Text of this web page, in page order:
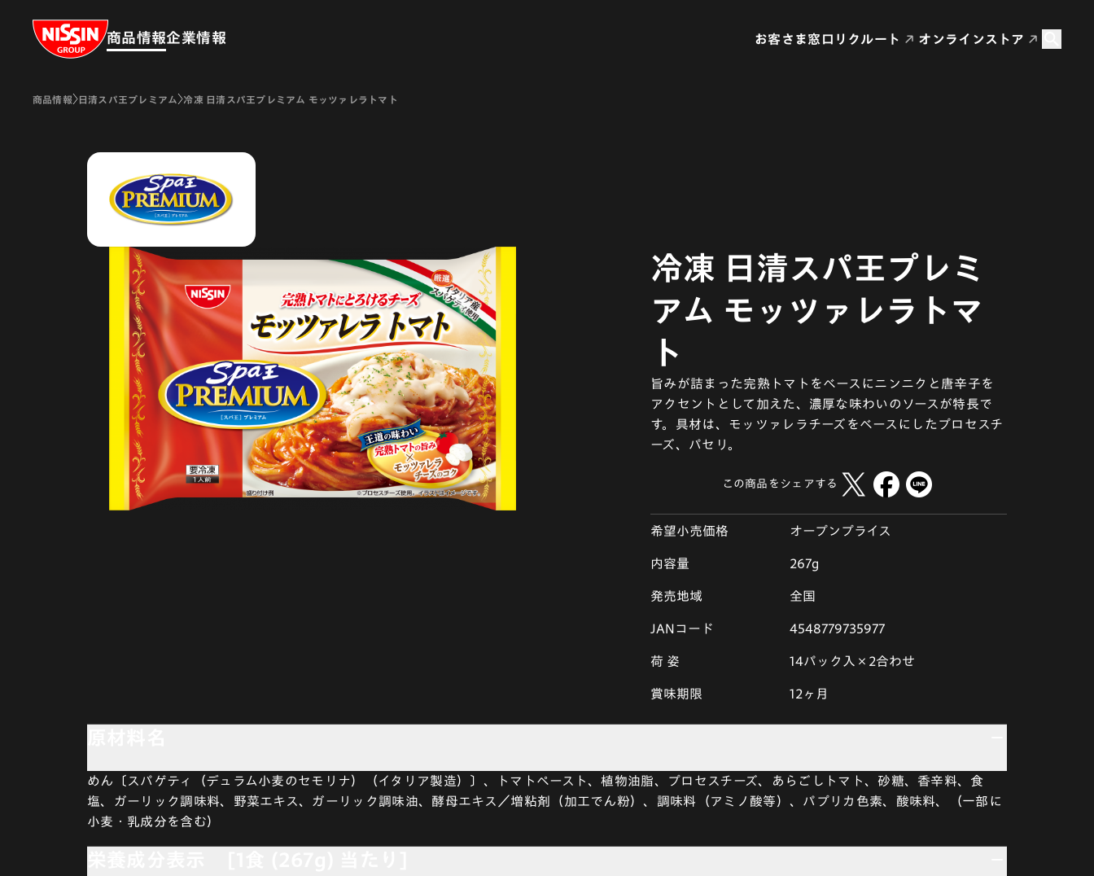
Nissin Group
商品情報企業情報 お客さま窓口 リクルート オンラインストア
商品情報 日清スパ王プレミアム 冷凍 日清スパ王プレミアム モッツァレラトマト
冷凍 日清スパ王プレミ
アム モッツァレラトマ
ト
旨みが詰まった完熟トマトをベースにニンニクと唐辛子を
アクセントとして加えた、濃厚な味わいのソースが特長で
す。具材は、モッツァレラチーズをベースにしたプロセスチ
ーズ、パセリ。
この商品をシェアする
希望小売価格 オープンプライス
内容量 267g
発売地域 全国
JANコード 4548779735977
荷 姿 14パック入×2合わせ
賞味期限 12ヶ月
めん〔スパゲティ（デュラム小麦のセモリナ）（イタリア製造）〕、トマトペースト、植物油脂、プロセスチーズ、あらごしトマト、砂糖、香辛料、食
塩、ガーリック調味料、野菜エキス、ガーリック調味油、酵母エキス／増粘剤（加工でん粉）、調味料（アミノ酸等）、パプリカ色素、酸味料、（一部に
小麦・乳成分を含む）